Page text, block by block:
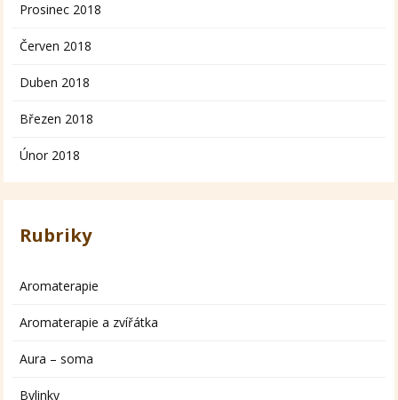
Prosinec 2018
Červen 2018
Duben 2018
Březen 2018
Únor 2018
Rubriky
Aromaterapie
Aromaterapie a zvířátka
Aura – soma
Bylinky